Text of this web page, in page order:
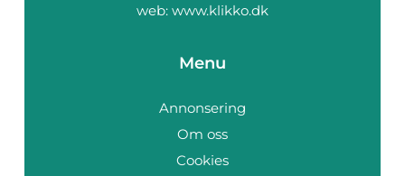
web: www.klikko.dk
Menu
Annonsering
Om oss
Cookies